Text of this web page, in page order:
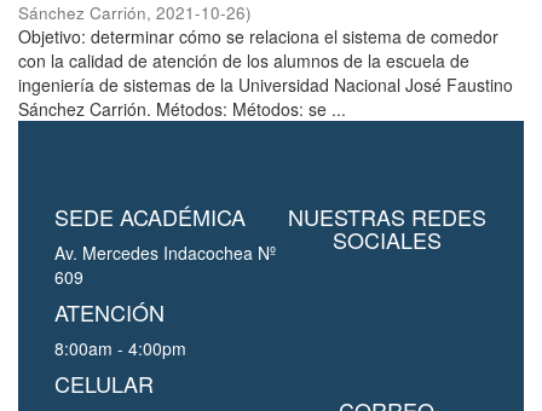
Sánchez Carrión, 2021-10-26)
Objetivo: determinar cómo se relaciona el sistema de comedor
con la calidad de atención de los alumnos de la escuela de
ingeniería de sistemas de la Universidad Nacional José Faustino
Sánchez Carrión. Métodos: Métodos: se ...
SEDE ACADÉMICA
Av. Mercedes Indacochea Nº
609
ATENCIÓN
8:00am - 4:00pm
CELULAR
NUESTRAS REDES
SOCIALES